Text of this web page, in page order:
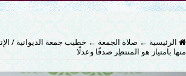
الرئيسية ← صلاة الجمعة ← خطيب جمعة الديوانية /
منها بامتياز هو المنتظِر صدقًا وعدلًا